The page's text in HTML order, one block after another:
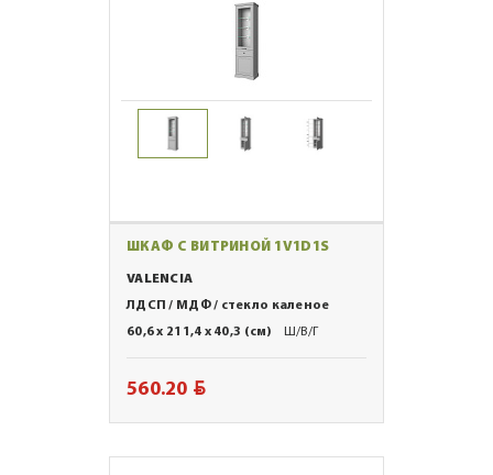
ШКАФ С ВИТРИНОЙ 1V1D1S
VALENCIA
ЛДСП / МДФ / стекло каленое
60,6 x 211,4 x 40,3 (см)
Ш/В/Г
560.20 BYN